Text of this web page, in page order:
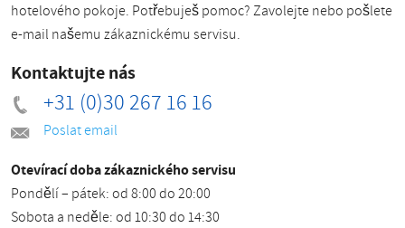
hotelového pokoje. Potřebuješ pomoc? Zavolejte nebo pošlete
e-mail našemu zákaznickému servisu.
Kontaktujte nás
+31 (0)30 267 16 16
Poslat email
Otevírací doba zákaznického servisu
Pondělí – pátek: od 8:00 do 20:00
Sobota a neděle: od 10:30 do 14:30